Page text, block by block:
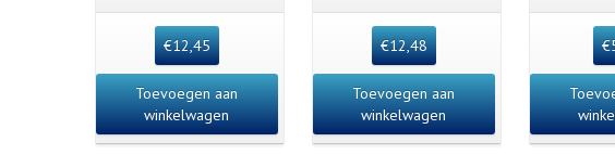
€12,45
Toevoegen aan
winkelwagen
€12,48
Toevoegen aan
winkelwagen
€